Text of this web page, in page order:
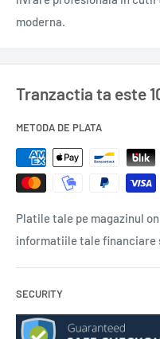
românești precum
sau sărate, Malai Superior
de calitate și autenticitate
Încă de la prima gustare,
într-o călătorie culinară
bucătăriei românești, fiind
moderna.
Tranzactia ta este
METODA DE PLATA
Platile tale pe magazinul
informatiile tale financiare
SECURITY